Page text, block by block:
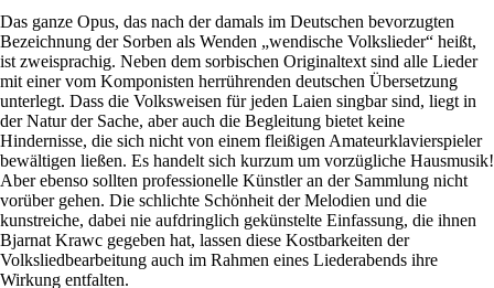
Das ganze Opus, das nach der damals im Deutschen bevorzugten
Bezeichnung der Sorben als Wenden „wendische Volkslieder“ heißt,
ist zweisprachig. Neben dem sorbischen Originaltext sind alle Lieder
mit einer vom Komponisten herrührenden deutschen Übersetzung
unterlegt. Dass die Volksweisen für jeden Laien singbar sind, liegt in
der Natur der Sache, aber auch die Begleitung bietet keine
Hindernisse, die sich nicht von einem fleißigen Amateurklavierspieler
bewältigen ließen. Es handelt sich kurzum um vorzügliche Hausmusik!
Aber ebenso sollten professionelle Künstler an der Sammlung nicht
vorüber gehen. Die schlichte Schönheit der Melodien und die
kunstreiche, dabei nie aufdringlich gekünstelte Einfassung, die ihnen
Bjarnat Krawc gegeben hat, lassen diese Kostbarkeiten der
Volksliedbearbeitung auch im Rahmen eines Liederabends ihre
Wirkung entfalten.